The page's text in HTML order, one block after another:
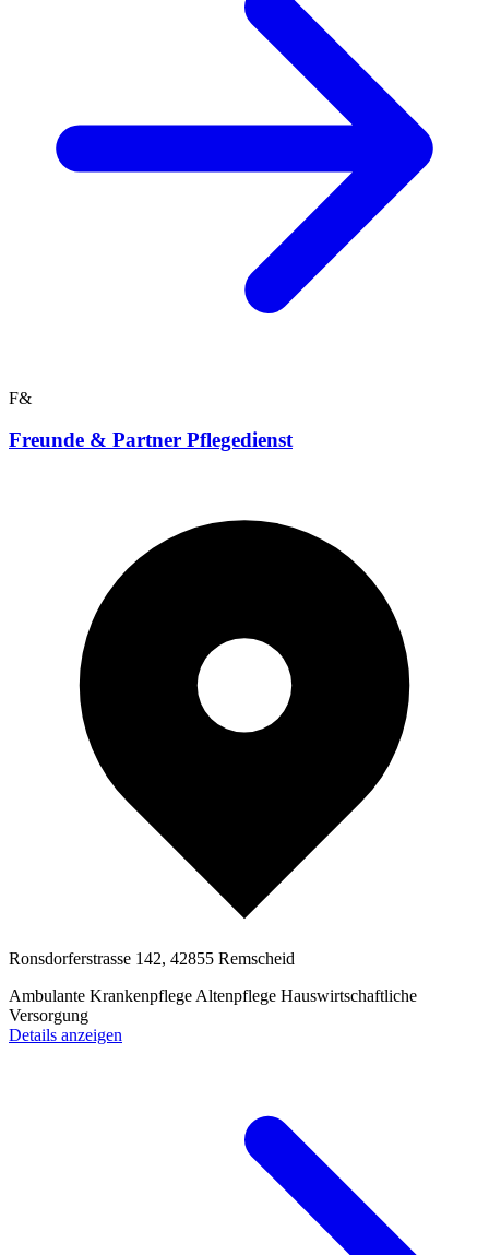
F&
Freunde & Partner Pflegedienst
Ronsdorferstrasse 142, 42855 Remscheid
Ambulante Krankenpflege Altenpflege Hauswirtschaftliche
Versorgung
Details anzeigen